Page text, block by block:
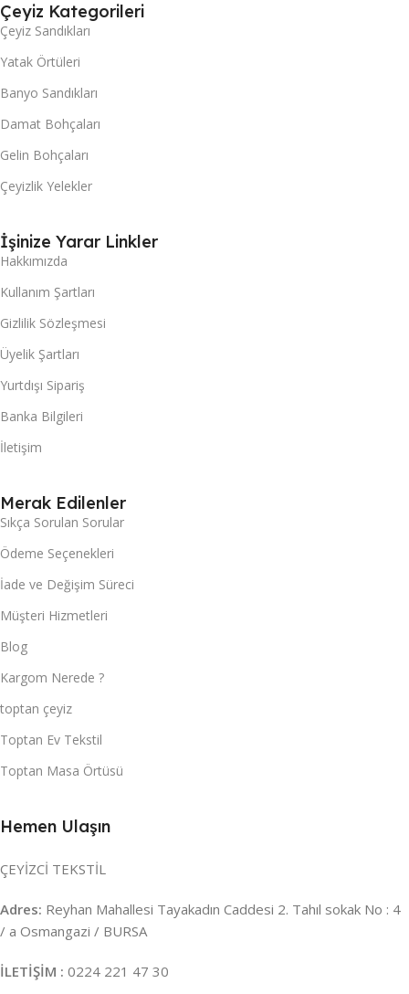
Çeyiz Kategorileri
Çeyiz Sandıkları
Yatak Örtüleri
Banyo Sandıkları
Damat Bohçaları
Gelin Bohçaları
Çeyizlik Yelekler
İşinize Yarar Linkler
Hakkımızda
Kullanım Şartları
Gizlilik Sözleşmesi
Üyelik Şartları
Yurtdışı Sipariş
Banka Bilgileri
İletişim
Merak Edilenler
Sıkça Sorulan Sorular
Ödeme Seçenekleri
İade ve Değişim Süreci
Müşteri Hizmetleri
Blog
Kargom Nerede ?
toptan çeyiz
Toptan Ev Tekstil
Toptan Masa Örtüsü
Hemen Ulaşın
ÇEYİZCİ TEKSTİL
Adres: Reyhan Mahallesi Tayakadın Caddesi 2. Tahıl sokak No : 4
/ a Osmangazi / BURSA
İLETİŞİM : 0224 221 47 30